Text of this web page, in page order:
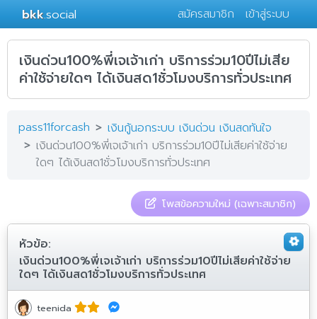
bkk.social สมัครสมาชิก เข้าสู่ระบบ
เงินด่วน100%พี่เจเจ้าเก่า บริการร่วม10ปีไม่เสีย
ค่าใช้จ่ายใดๆ ได้เงินสด1ชั่วโมงบริการทั่วประเทศ
pass11forcash
เงินกู้นอกระบบ เงินด่วน เงินสดทันใจ
เงินด่วน100%พี่เจเจ้าเก่า บริการร่วม10ปีไม่เสียค่าใช้จ่าย
ใดๆ ได้เงินสด1ชั่วโมงบริการทั่วประเทศ
โพสข้อความใหม่ (เฉพาะสมาชิก)
หัวข้อ:
เงินด่วน100%พี่เจเจ้าเก่า บริการร่วม10ปีไม่เสียค่าใช้จ่าย
ใดๆ ได้เงินสด1ชั่วโมงบริการทั่วประเทศ
teenida